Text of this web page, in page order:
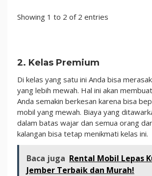
Showing 1 to 2 of 2 entries
2. Kelas Premium
Di kelas yang satu ini Anda bisa
yang lebih mewah. Hal ini akan
Anda semakin berkesan karena bisa
mobil yang mewah. Biaya yang
dalam batas wajar dan semua orang
kalangan bisa tetap menikmati kelas ini.
Baca juga Rental Mobil Lepas
Jember Terbaik dan Murah!